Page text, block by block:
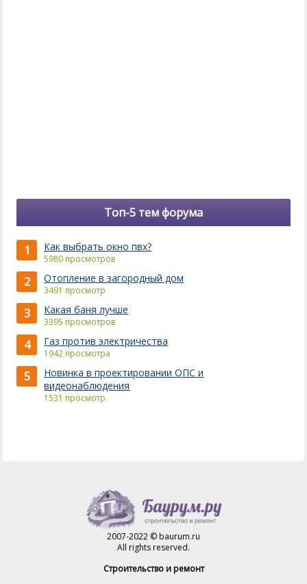
Топ-5 тем форума
1 Как выбрать окно пвх?
5980 просмотров
2 Отопление в загородный дом
3491 просмотр
3 Какая баня лучше
3395 просмотров
4 Газ против электричества
1942 просмотра
5
Новинка в проектировании ОПС и
видеонаблюдения
1531 просмотр
2007-2022 © baurum.ru
All rights reserved.
Строительство и ремонт